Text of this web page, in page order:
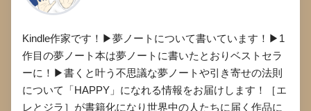
Kindle作家です！▶︎夢ノートについて書いています！▶︎1
作目の夢ノート本は夢ノートに書いたとおりベストセラ
ーに！▶︎書くと叶う不思議な夢ノートや引き寄せの法則
について「HAPPY」になれる情報をお届けします！［エ
レとジラ］が書籍化になり世界中の人たちに届く作品に